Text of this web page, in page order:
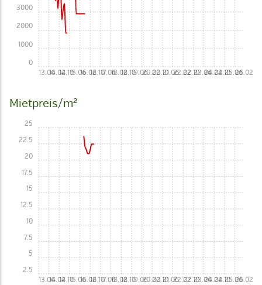
13.0614.0214.1015.0616.0216.1017.0618.0218.1019.0620.0220.1021.0622.0222.1023.0624.0224.1025.0626.02
0
1000
2000
3000
Mietpreis/m²
13.0614.0214.1015.0616.0216.1017.0618.0218.1019.0620.0220.1021.0622.0222.1023.0624.0224.1025.0626.02
2.5
5
7.5
10
12.5
15
17.5
20
22.5
25